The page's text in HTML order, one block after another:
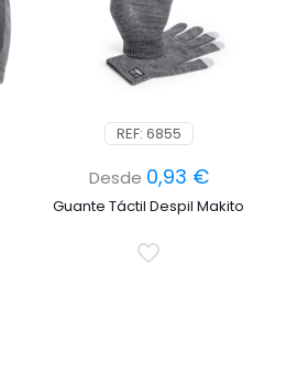
REF: 6855
Desde 0,93 €
Guante Táctil Despil Makito